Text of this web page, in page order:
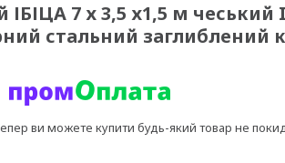
7 х 3,5 х1,5 м
стальний заглиблений
ви можете купити будь-який товар не